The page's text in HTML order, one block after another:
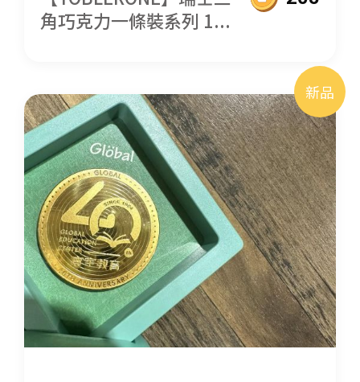
角巧克力一條裝系列 1...
新品